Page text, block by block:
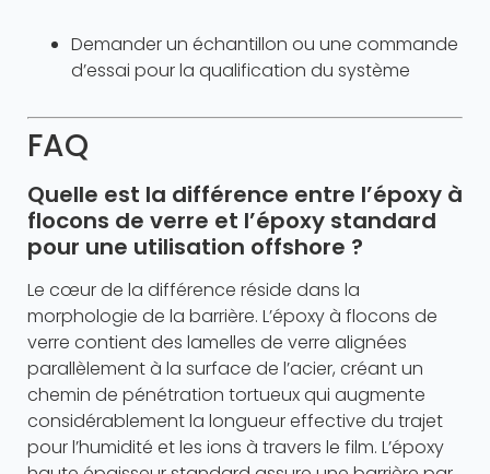
Demander un échantillon ou une commande
d’essai pour la qualification du système
FAQ
Quelle est la différence entre l’époxy à
flocons de verre et l’époxy standard
pour une utilisation offshore ?
Le cœur de la différence réside dans la
morphologie de la barrière. L’époxy à flocons de
verre contient des lamelles de verre alignées
parallèlement à la surface de l’acier, créant un
chemin de pénétration tortueux qui augmente
considérablement la longueur effective du trajet
pour l’humidité et les ions à travers le film. L’époxy